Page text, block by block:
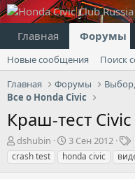
Главная Форумы
Новые сообщения
Поиск
Главная
Форумы
Все о Honda Civic
Краш-тест
А
в
т
dshubin
Д
а
т
3 Сен 2012
crash test
honda civic